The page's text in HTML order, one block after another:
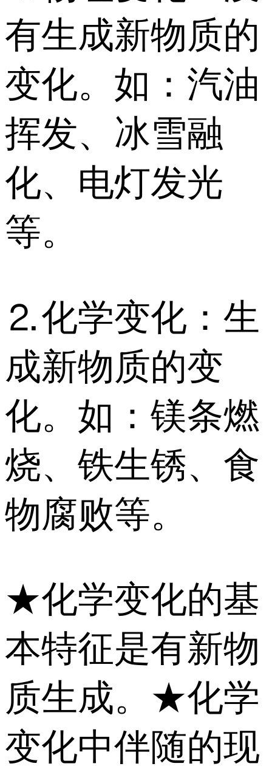
有生成新物质的
变化。如：汽油
挥发、冰雪融
化、电灯发光
等。
⒉化学变化：生
成新物质的变
化。如：镁条燃
烧、铁生锈、食
物腐败等。
★化学变化的基
本特征是有新物
质生成。★化学
变化中伴随的现